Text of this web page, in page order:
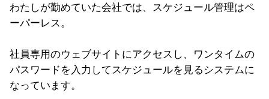
わたしが勤めていた会社では、スケジュール管理はペ
ーパーレス。
社員専用のウェブサイトにアクセスし、ワンタイムの
パスワードを入力してスケジュールを見るシステムに
なっています。